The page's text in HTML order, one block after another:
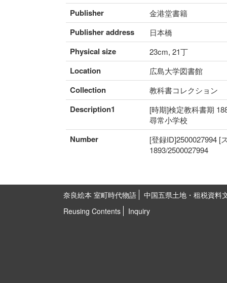
Publisher 金港堂書籍
Publisher address 日本橋
Physical size 23cm, 21丁
Location 広島大学図書館
Collection 教科書コレクション
Description1
[時期]検定教科書期
尋常小学校
Number
[登録ID]2500027994 [
1893/2500027994
奈良絵本 室町時代物語
中国五県土地・租税資料
Reusing Contents
Inquiry